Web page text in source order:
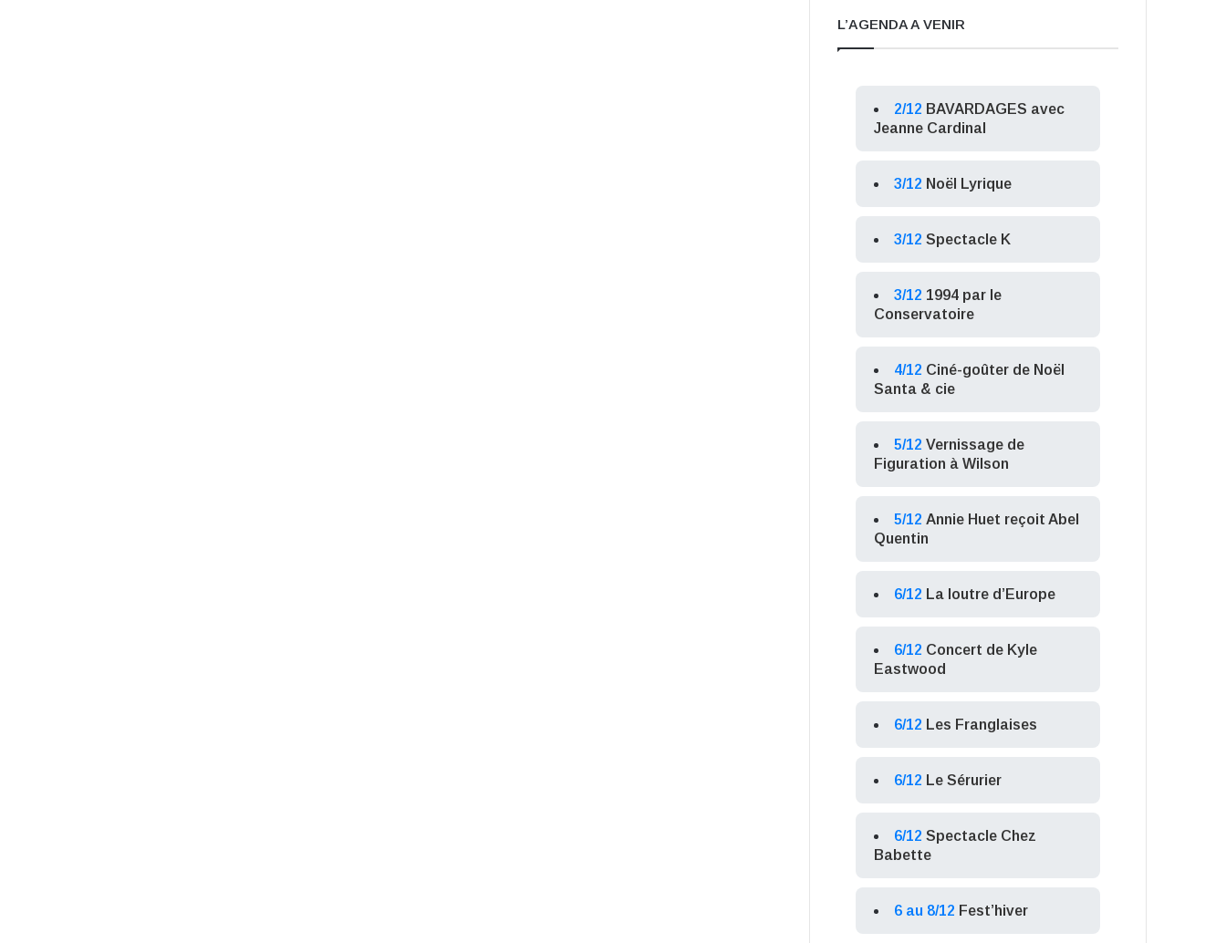
L’AGENDA A VENIR
2/12 BAVARDAGES avec
Jeanne Cardinal
3/12 Noël Lyrique
3/12 Spectacle K
3/12 1994 par le
Conservatoire
4/12 Ciné-goûter de Noël
Santa & cie
5/12 Vernissage de
Figuration à Wilson
5/12 Annie Huet reçoit Abel
Quentin
6/12 La loutre d’Europe
6/12 Concert de Kyle
Eastwood
6/12 Les Franglaises
6/12 Le Sérurier
6/12 Spectacle Chez
Babette
6 au 8/12 Fest’hiver